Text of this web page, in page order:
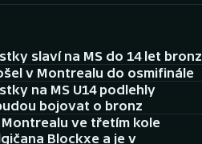
slaví na MS do 14 let bronz
v Montrealu do osmifinále
na MS U14 podlehly
bojovat o bronz
Montrealu ve třetím kole
Blockxe a je v